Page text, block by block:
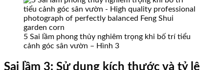
5 Sai lầm phong thủy nghiêm trọng khi bố trí tiểu
cảnh góc sân vườn – Hình 3
Sai lầm 3: Sử dụng kích thước và tỷ lệ